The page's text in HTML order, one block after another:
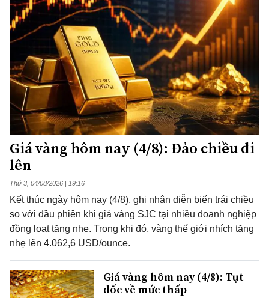
Giá vàng hôm nay (4/8): Đảo chiều đi
lên
Thứ 3, 04/08/2026 | 19:16
Kết thúc ngày hôm nay (4/8), ghi nhận diễn biến trái chiều
so với đầu phiên khi giá vàng SJC tại nhiều doanh nghiệp
đồng loạt tăng nhẹ. Trong khi đó, vàng thế giới nhích tăng
nhẹ lên 4.062,6 USD/ounce.
Giá vàng hôm nay (4/8): Tụt
dốc về mức thấp